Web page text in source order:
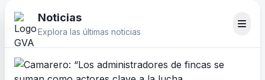
Noticias
Explora las últimas noticias